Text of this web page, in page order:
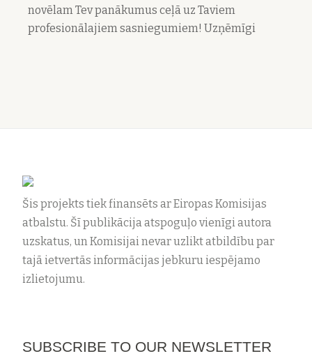
novēlam Tev panākumus ceļā uz Taviem
profesionālajiem sasniegumiem! Uzņēmīgi
Šis projekts tiek finansēts ar Eiropas Komisijas
atbalstu. Šī publikācija atspoguļo vienīgi autora
uzskatus, un Komisijai nevar uzlikt atbildību par
tajā ietvertās informācijas jebkuru iespējamo
izlietojumu.
SUBSCRIBE TO OUR NEWSLETTER